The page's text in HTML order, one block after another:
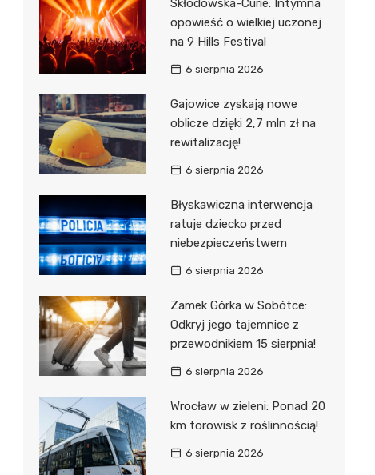
Skłodowska-Curie: Intymna
opowieść o wielkiej uczonej
na 9 Hills Festival
6 sierpnia 2026
Gajowice zyskają nowe
oblicze dzięki 2,7 mln zł na
rewitalizację!
6 sierpnia 2026
Błyskawiczna interwencja
ratuje dziecko przed
niebezpieczeństwem
6 sierpnia 2026
Zamek Górka w Sobótce:
Odkryj jego tajemnice z
przewodnikiem 15 sierpnia!
6 sierpnia 2026
Wrocław w zieleni: Ponad 20
km torowisk z roślinnością!
6 sierpnia 2026